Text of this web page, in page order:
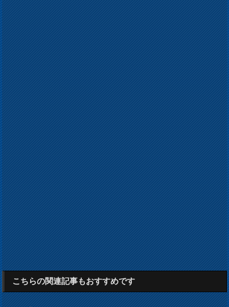
こちらの関連記事もおすすめです